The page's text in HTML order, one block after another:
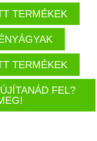
TERMÉKEK
TERMÉKEK
FEL?